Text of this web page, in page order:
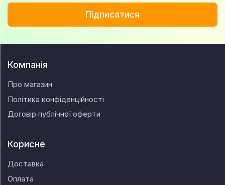
Підписатися
Компанія
Про магазин
Політика конфіденційності
Договір публічної оферти
Корисне
Доставка
Оплата